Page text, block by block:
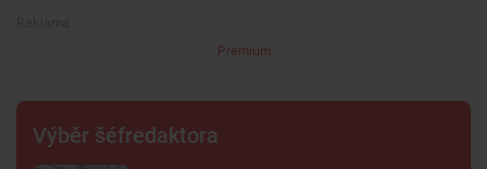
Premium
Výběr šéfredaktora